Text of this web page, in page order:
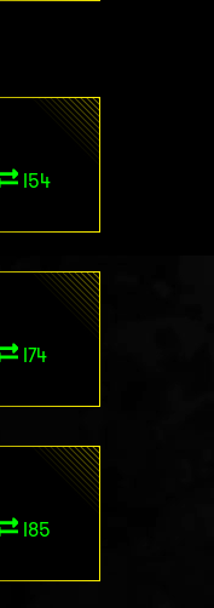
I54
I74
I85